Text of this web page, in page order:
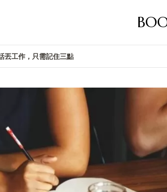
丟工作，只需記住三點